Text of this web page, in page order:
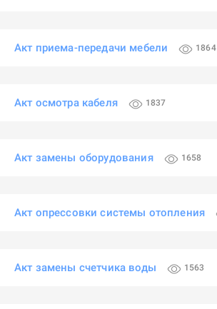
Акт приема-передачи мебели 1864
Акт осмотра кабеля 1837
Акт замены оборудования 1658
Акт опрессовки системы отопления
Акт замены счетчика воды 1563